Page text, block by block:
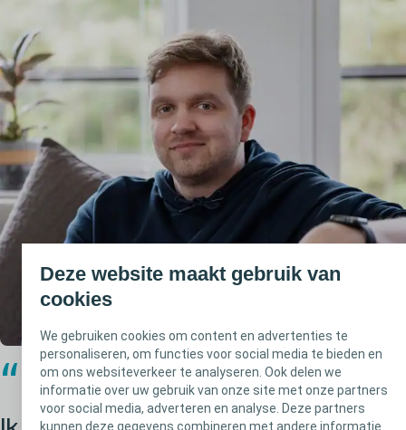
Deze website maakt gebruik van
cookies
We gebruiken cookies om content en advertenties te
personaliseren, om functies voor social media te bieden en
om ons websiteverkeer te analyseren. Ook delen we
informatie over uw gebruik van onze site met onze partners
voor social media, adverteren en analyse. Deze partners
kunnen deze gegevens combineren met andere informatie